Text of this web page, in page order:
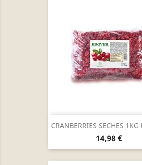
CRANBERRIES SECHES 1KG
Prix
14,98 €